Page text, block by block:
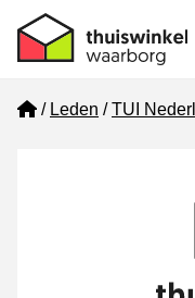
Home
Leden TUI